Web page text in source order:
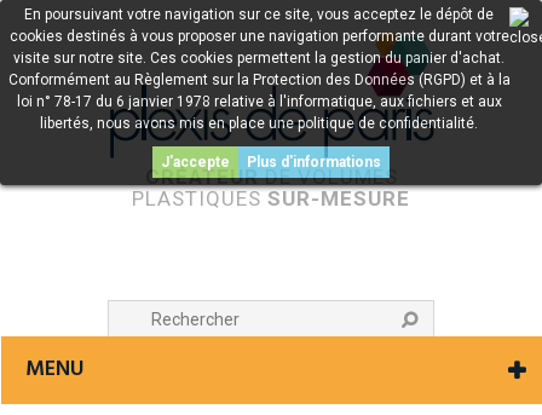
CRÉATEURDE VOLUMES
PLASTIQUES SUR-MESURE
MENU
En poursuivant votre navigation sur ce site, vous acceptez le dépôt de
cookies destinés à vous proposer une navigation performante durant votre
visite sur notre site. Ces cookies permettent la gestion du panier d'achat.
Conformément au Règlement sur la Protection des Données (RGPD) et à la
loi n° 78-17 du 6 janvier 1978 relative à l'informatique, aux fichiers et aux
libertés, nous avons mis en place une politique de confidentialité.
J'accepte Plus d'informations